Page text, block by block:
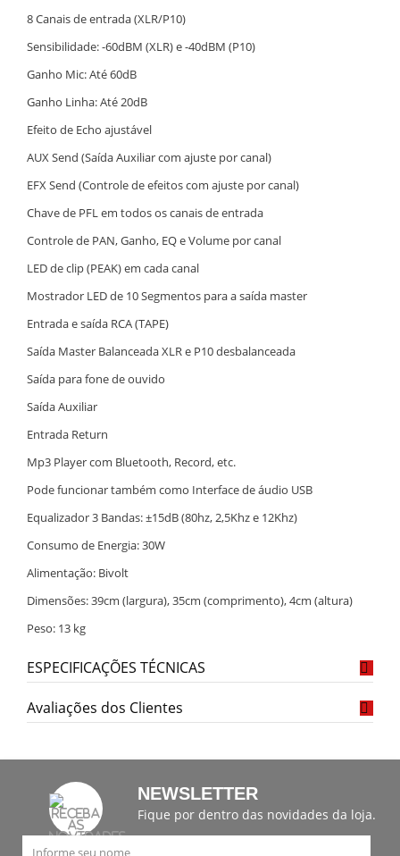
8 Canais de entrada (XLR/P10)
Sensibilidade: -60dBM (XLR) e -40dBM (P10)
Ganho Mic: Até 60dB
Ganho Linha: Até 20dB
Efeito de Echo ajustável
AUX Send (Saída Auxiliar com ajuste por canal)
EFX Send (Controle de efeitos com ajuste por canal)
Chave de PFL em todos os canais de entrada
Controle de PAN, Ganho, EQ e Volume por canal
LED de clip (PEAK) em cada canal
Mostrador LED de 10 Segmentos para a saída master
Entrada e saída RCA (TAPE)
Saída Master Balanceada XLR e P10 desbalanceada
Saída para fone de ouvido
Saída Auxiliar
Entrada Return
Mp3 Player com Bluetooth, Record, etc.
Pode funcionar também como Interface de áudio USB
Equalizador 3 Bandas: ±15dB (80hz, 2,5Khz e 12Khz)
Consumo de Energia: 30W
Alimentação: Bivolt
Dimensões: 39cm (largura), 35cm (comprimento), 4cm (altura)
Peso: 13 kg
ESPECIFICAÇÕES TÉCNICAS
Avaliações dos Clientes
NEWSLETTER
Fique por dentro das novidades da loja.